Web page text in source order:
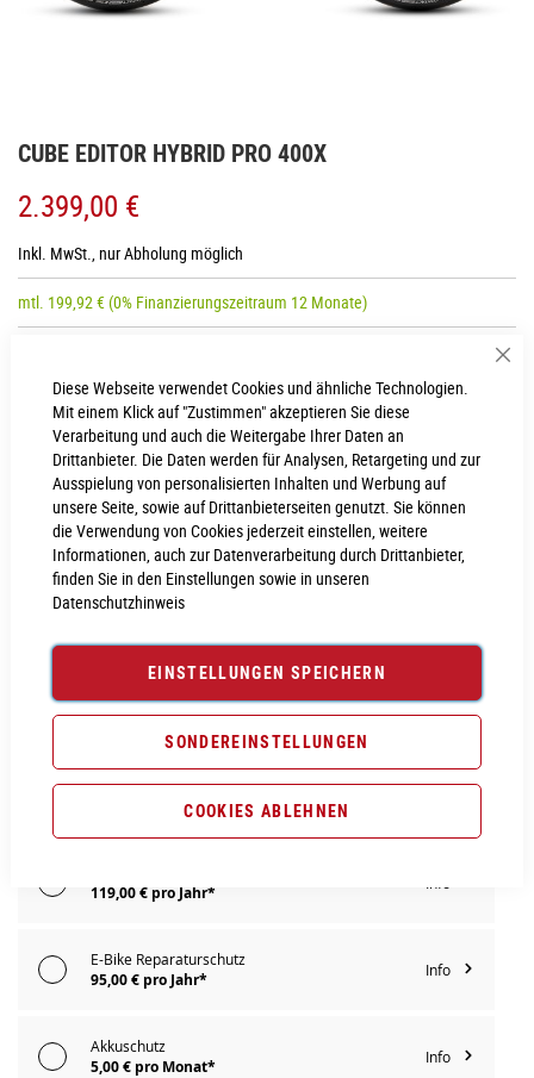
Diese Webseite verwendet Cookies und ähnliche Technologien.
Mit einem Klick auf "Zustimmen" akzeptieren Sie diese
Verarbeitung und auch die Weitergabe Ihrer Daten an
Drittanbieter. Die Daten werden für Analysen, Retargeting und zur
Ausspielung von personalisierten Inhalten und Werbung auf
unsere Seite, sowie auf Drittanbieterseiten genutzt. Sie können
die Verwendung von Cookies jederzeit einstellen, weitere
Informationen, auch zur Datenverarbeitung durch Drittanbieter,
finden Sie in den Einstellungen sowie in unseren
Datenschutzhinweis
EINSTELLUNGEN SPEICHERN
SONDEREINSTELLUNGEN
COOKIES ABLEHNEN
Anfang
Bildgalerie
CUBE EDITOR HYBRID PRO 400X
2.399,00 €
Inkl. MwSt., nur Abholung möglich
mtl. 199,92€(0% Finanzierungszeitraum 12 Monate)
RAHMENHÖHE
50 cm 54 cm
62 cm
IN DEN WARENKORB
PROBEFAHRT VEREINBAREN
Vergleichsliste:hinzufügen|ansehen
Extra Schutz? Jetzt Tarife entdecken!
119,00 € pro Jahr*
E-Bike Reparaturschutz
95,00 € pro Jahr*
Info
Akkuschutz
5,00 € pro Monat*
Info